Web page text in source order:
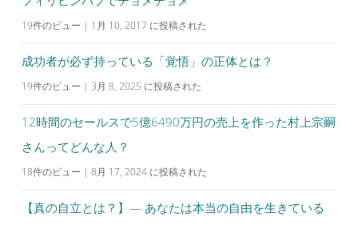
19件のビュー | 1月 10, 2017 に投稿された
成功者が必ず持っている「覚悟」の正体とは？
19件のビュー | 3月 8, 2025 に投稿された
12時間のセールスで5億6490万円の売上を作った村上宗嗣
さんってどんな人？
18件のビュー | 8月 17, 2024 に投稿された
【真の自立とは？】— あなたは本当の自由を生きている